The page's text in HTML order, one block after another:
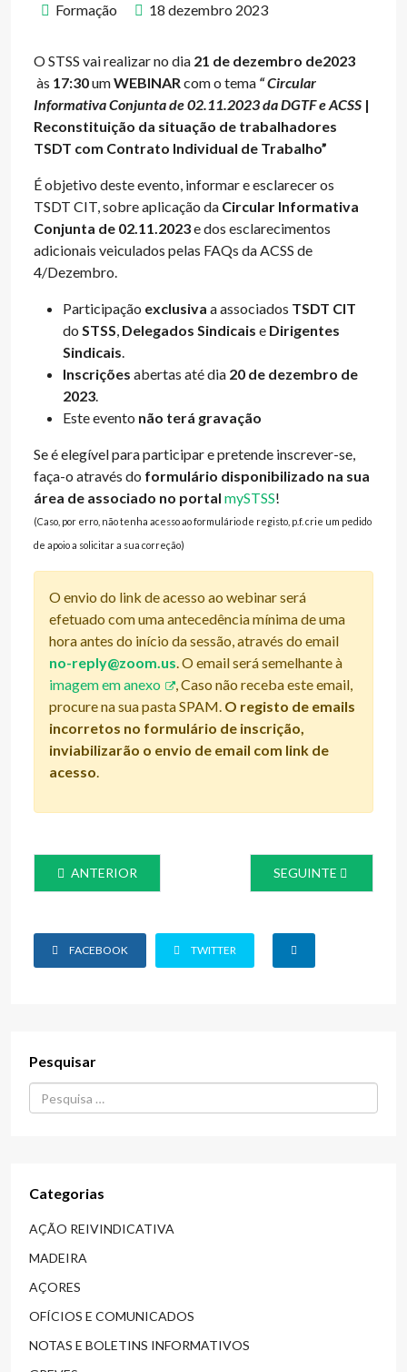
Formação 18 dezembro 2023
O STSS vai realizar no dia 21 de dezembro de2023
às 17:30umWEBINARcom o tema “Circular
Informativa Conjunta de 02.11.2023 da DGTF e ACSS |
Reconstituição da situação de trabalhadores
TSDT com Contrato Individual de Trabalho”
É objetivo deste evento, informar e esclarecer os
TSDT CIT, sobre aplicação da Circular Informativa
Conjunta de 02.11.2023e dos esclarecimentos
adicionais veiculados pelas FAQs da ACSS de
4/Dezembro.
Participação exclusiva a associados TSDT CIT
do STSS, Delegados Sindicais e Dirigentes
Sindicais.
Inscrições abertas até dia 20 de dezembro de
2023.
Este evento não terá gravação
Se é elegível para participar e pretende inscrever-se,
faça-o através do formulário disponibilizado na sua
área de associado no portal mySTSS!
(Caso, por erro, não tenha acesso ao formulário de registo, p.f. crie um pedido
de apoio a solicitar a sua correção)
O envio do link de acesso ao webinar será
efetuado com uma antecedência mínima de uma
hora antes do início da sessão, através do email
no-reply@zoom.us. O email será semelhante à
imagem em anexo
, Caso não receba este email,
procure na sua pasta SPAM. O registo de emails
incorretos no formulário de inscrição,
inviabilizarão o envio de email com link de
acesso.
ARTIGO ANTERIOR: PROGRAMA SAÚDE +CIÊNCIA
ANTERIOR ARTIGO SEGUINTE:
SEGUINTE
FACEBOOK TWITTER
Pesquisar
Procurar...
Categorias
AÇÃO REIVINDICATIVA
MADEIRA
AÇORES
OFÍCIOS E COMUNICADOS
NOTAS E BOLETINS INFORMATIVOS